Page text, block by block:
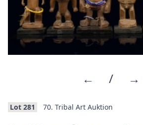
← / →
Lot 281 70. Tribal Art Auktion